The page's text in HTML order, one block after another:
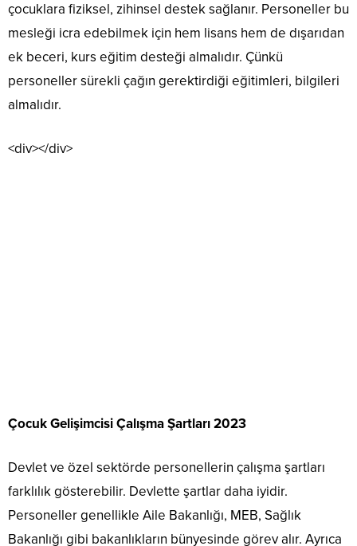
çocuklara fiziksel, zihinsel destek sağlanır. Personeller bu
mesleği icra edebilmek için hem lisans hem de dışarıdan
ek beceri, kurs eğitim desteği almalıdır. Çünkü
personeller sürekli çağın gerektirdiği eğitimleri, bilgileri
almalıdır.
<div></div>
Çocuk Gelişimcisi Çalışma Şartları 2023
Devlet ve özel sektörde personellerin çalışma şartları
farklılık gösterebilir. Devlette şartlar daha iyidir.
Personeller genellikle Aile Bakanlığı, MEB, Sağlık
Bakanlığı gibi bakanlıkların bünyesinde görev alır. Ayrıca